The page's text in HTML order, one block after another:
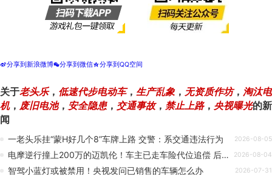
t分享到新浪微博w分享到微信z分享到QQ空间
关于老头乐， 低速代步电动车， 生产乱象， 无资质作坊， 淘汰电
机， 废旧电池， 安全隐患， 交通事故， 禁止上路， 央视曝光的新
闻
一老头乐挂“蒙H好几个8”车牌上路 交警：系交通违法行为 2026-08-05
电摩逆行撞上200万的迈凯伦！车主已走车险代位追偿 后面还有辆1300万的兰博 2026-08-04
智驾小蓝灯或被禁用！央视发问已销售的车辆怎么办 2026-07-31